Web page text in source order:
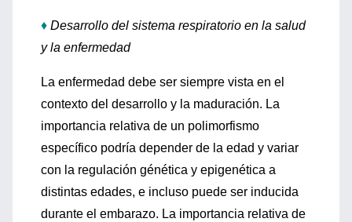
♦ Desarrollo del sistema respiratorio en la salud
y la enfermedad
La enfermedad debe ser siempre vista en el
contexto del desarrollo y la maduración. La
importancia relativa de un polimorfismo
específico podría depender de la edad y variar
con la regulación génética y epigenética a
distintas edades, e incluso puede ser inducida
durante el embarazo. La importancia relativa de